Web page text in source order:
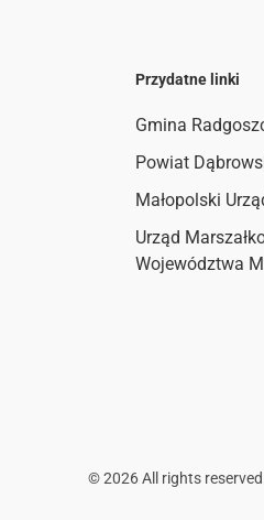
Przydatne linki
Gmina
Powiat
Małopolski
Urząd
Województwa
©2026All rights